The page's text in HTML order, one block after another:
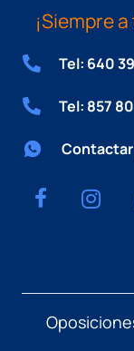
¡Siempre
Tel: 640
Tel: 857